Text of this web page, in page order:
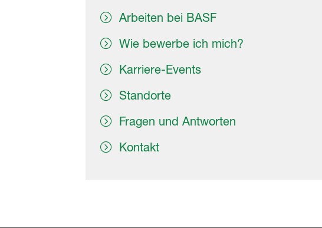
Arbeiten bei BASF
Wie bewerbe ich mich?
Karriere-Events
Standorte
Fragen und Antworten
Kontakt